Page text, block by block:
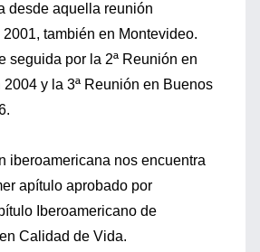
desde aquella reunión
también en Montevideo.
seguida por la 2ª Reunión en
2004 y la 3ª Reunión en Buenos
iberoamericana nos encuentra
apítulo aprobado por
Iberoamericano de
Calidad de Vida.